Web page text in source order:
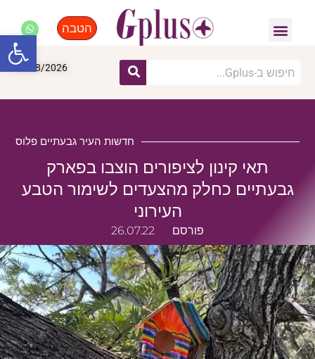
הטבה
09/08/2026
חדשות העיר גבעתיים פלוס
תאי קינון לציפורים הוצבו בפארק
גבעתיים כחלק מהצעדים לשימור הטבע
העירוני
פורסם 26.07.22
פתח